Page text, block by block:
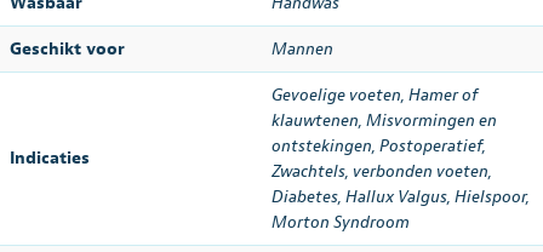
Geschikt voor Mannen
Indicaties
Gevoelige voeten, Hamer of
klauwtenen, Misvormingen en
ontstekingen, Postoperatief,
Zwachtels, verbonden voeten,
Diabetes, Hallux Valgus, Hielspoor,
Morton Syndroom